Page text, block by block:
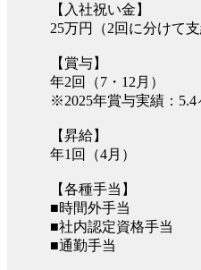
【入社祝い金】
25万円（2回に分けて
【賞与】
年2回（7・12月）
※2025年賞与実績：5.4
【昇給】
年1回（4月）
【各種手当】
■時間外手当
■社内認定資格手当
■通勤手当